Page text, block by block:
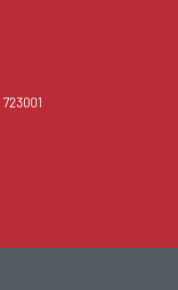
723001